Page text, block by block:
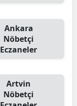
Ankara
Nöbetçi
Eczaneler
Artvin
Nöbetçi